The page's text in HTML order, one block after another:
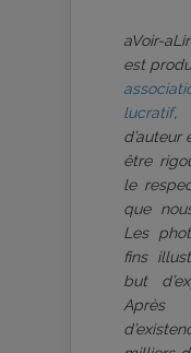
aVoir-
est
lucratif,
d’auteur
être
le
que
Les
fins
but
Après